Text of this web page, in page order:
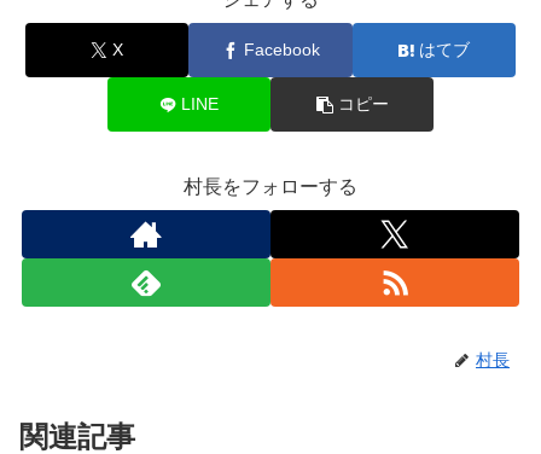
X Facebook はてブ
LINE コピー
村長をフォローする
村長
関連記事